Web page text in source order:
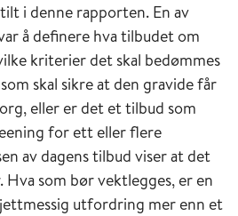
i denne rapporten. En av
å definere hva tilbudet om
kriterier det skal bedømmes
skal sikre at den gravide får
eller er det et tilbud som
for ett eller flere
av dagens tilbud viser at det
som bør vektlegges, er en
utfordring mer enn et